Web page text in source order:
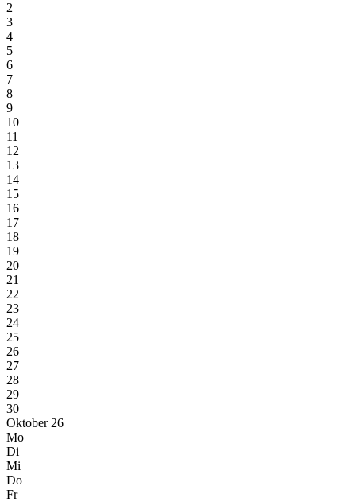
2
3
4
5
6
7
8
9
10
11
12
13
14
15
16
17
18
19
20
21
22
23
24
25
26
27
28
29
30
Oktober 26
Mo
Di
Mi
Do
Fr